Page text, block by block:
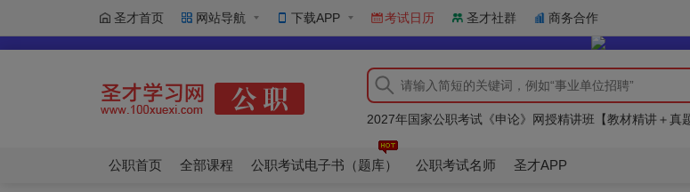
圣才首页 网站导航 下载APP 考试日历 圣才社群 商务合作
2026年北京市事业单位招聘考试题库
2027年国家公职录用考试《行政职业能力测验》题库【历
2026年北京市事业单位招聘考试题库
2027年国家公职考试《申论》网授精讲班【教材精讲＋真
公职首页 全部课程 公职考试电子书（题库） 公职考试名师 圣才APP